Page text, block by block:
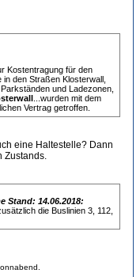
Kostentragung für den
den Straßen Klosterwall,
und Ladezonen,
...wurden mit dem
Vertrag getroffen.
eine Haltestelle? Dann
Zustands.
Stand: 14.06.2018:
die Buslinien 3, 112,